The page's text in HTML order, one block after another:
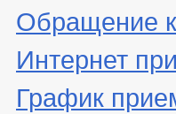
Обращение
Интернет
График